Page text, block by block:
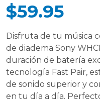
$59.95
Disfruta de tu música
de diadema Sony
duración de batería
tecnología Fast Pair,
de sonido superior y
en tu día a día.